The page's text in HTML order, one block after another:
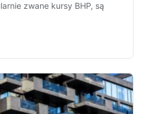
zwane kursy BHP, są